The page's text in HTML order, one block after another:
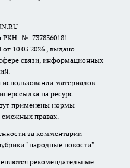
№: 7378360181.
10.03.2026., выдано
связи, информационных
использовании материалов
на ресурс
применены нормы
смежных правах.
за комментарии
"народные новости".
рекомендательные